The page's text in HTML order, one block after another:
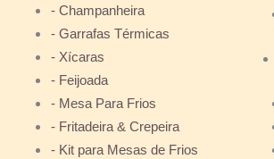
- Champanheira
- Garrafas Térmicas
- Xícaras
- Feijoada
- Mesa Para Frios
- Fritadeira & Crepeira
- Kit para Mesas de Frios